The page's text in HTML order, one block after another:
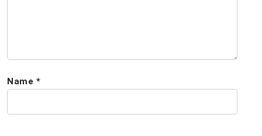
Name *